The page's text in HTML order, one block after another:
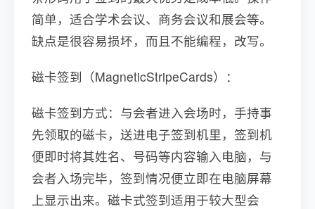
简单，适合学术会议、商务会议和展会等。
缺点是很容易损坏，而且不能编程，改写。
磁卡签到（MagneticStripeCards）：
磁卡签到方式：与会者进入会场时，手持事
先领取的磁卡，送进电子签到机里，签到机
便即时将其姓名、号码等内容输入电脑，与
会者入场完毕，签到情况便立即在电脑屏幕
上显示出来。磁卡式签到适用于较大型会